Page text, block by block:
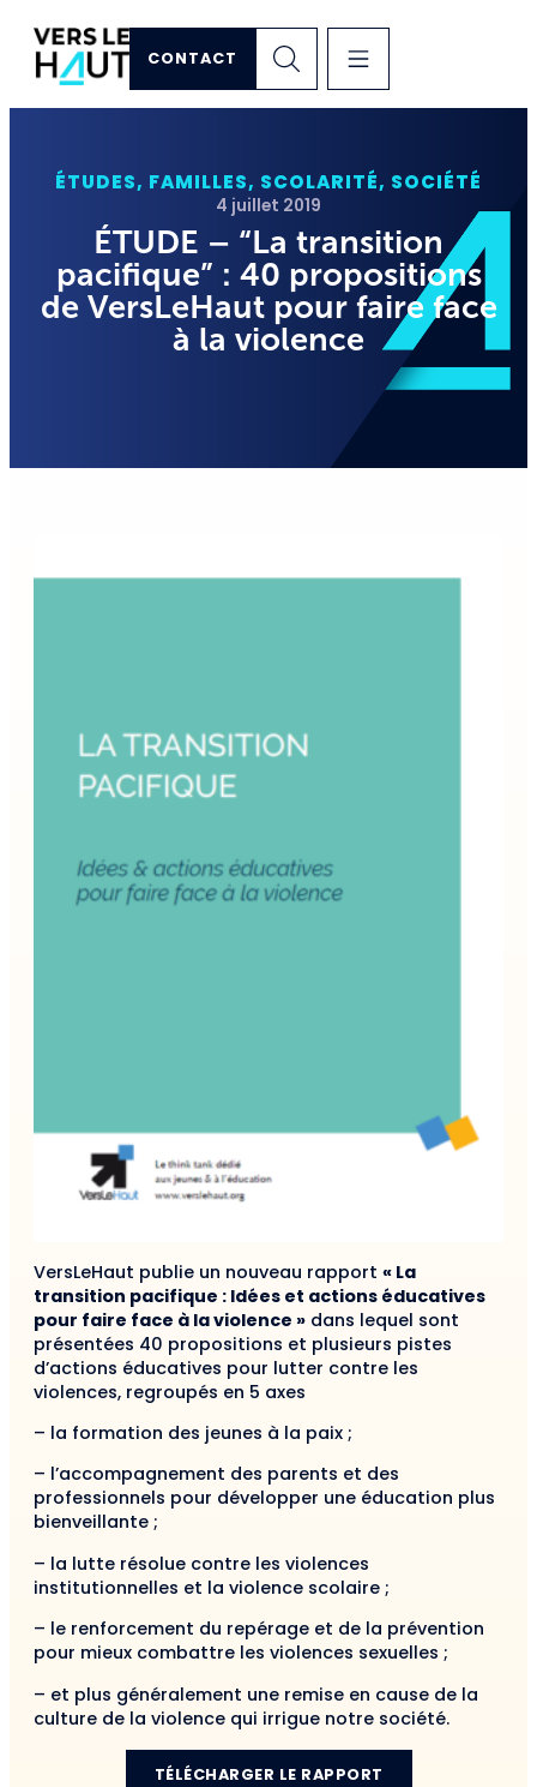
CONTACT
ÉTUDES, FAMILLES, SCOLARITÉ, SOCIÉTÉ
4 juillet 2019
ÉTUDE – “La transition
pacifique” : 40 propositions
de VersLeHaut pour faire face
à la violence
VersLeHaut publie un nouveau rapport « La
transition pacifique : Idées et actions éducatives
pour faire face à la violence » dans lequel sont
présentées 40 propositions et plusieurs pistes
d’actions éducatives pour lutter contre les
violences, regroupés en 5 axes
– la formation des jeunes à la paix ;
– l’accompagnement des parents et des
professionnels pour développer une éducation plus
bienveillante ;
– la lutte résolue contre les violences
institutionnelles et la violence scolaire ;
– le renforcement du repérage et de la prévention
pour mieux combattre les violences sexuelles ;
– et plus généralement une remise en cause de la
culture de la violence qui irrigue notre société.
TÉLÉCHARGER LE RAPPORT